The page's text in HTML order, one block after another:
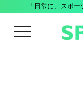
「日常に、スポ
menu